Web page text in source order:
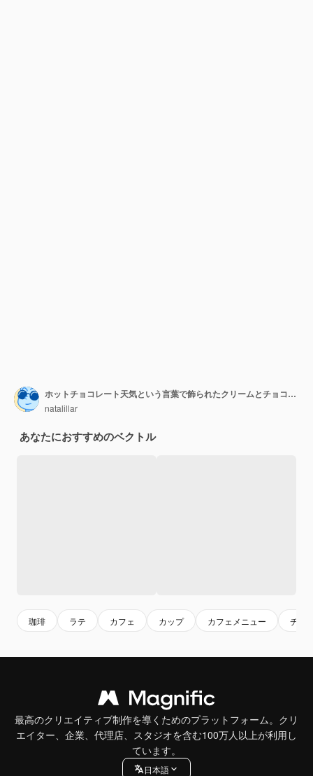
ホットチョコレート天気という言葉で飾られたクリームとチョコレートのホットチョコレートのマグカップ。
natalillar
あなたにおすすめのベクトル
珈琲 ラテ カフェ カップ カフェメニュー チョ
最高のクリエイティブ制作を導くためのプラットフォーム。クリ
エイター、企業、代理店、スタジオを含む100万人以上が利用し
ています。
日本語